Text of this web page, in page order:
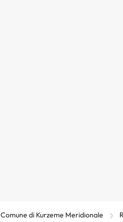
Comune di Kurzeme Meridionale